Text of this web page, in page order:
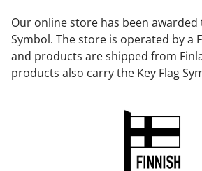
Our online store has been awarded
Symbol. The store is operated by a
and products are shipped from
products also carry the Key Flag